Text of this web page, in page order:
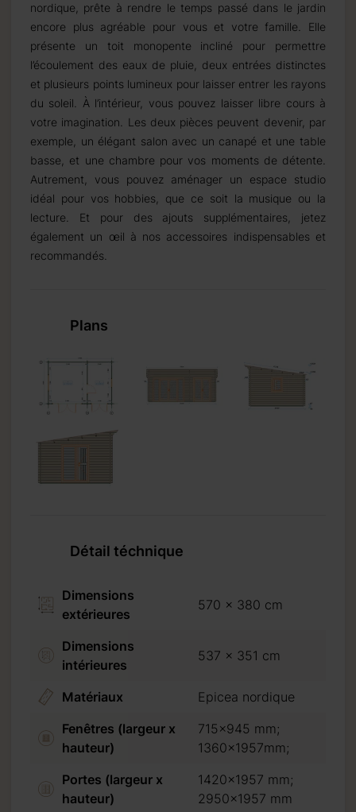
nordique, prête à rendre le temps passé dans le jardin
encore plus agréable pour vous et votre famille. Elle
présente un toit monopente incliné pour permettre
l’écoulement des eaux de pluie, deux entrées distinctes
et plusieurs points lumineux pour laisser entrer les rayons
du soleil. À l’intérieur, vous pouvez laisser libre cours à
votre imagination. Les deux pièces peuvent devenir, par
exemple, un élégant salon avec un canapé et une table
basse, et une chambre pour vos moments de détente.
Autrement, vous pouvez aménager un espace studio
idéal pour vos hobbies, que ce soit la musique ou la
lecture. Et pour des ajouts supplémentaires, jetez
également un œil à nos accessoires indispensables et
recommandés.
Plans
Détail téchnique
Dimensions
extérieures
570 x 380 cm
Dimensions
intérieures
537 x 351 cm
Matériaux
Epicea nordique
Fenêtres (largeur x
hauteur)
715x945 mm;
1360x1957mm;
Portes (largeur x
hauteur)
1420x1957 mm;
2950x1957 mm